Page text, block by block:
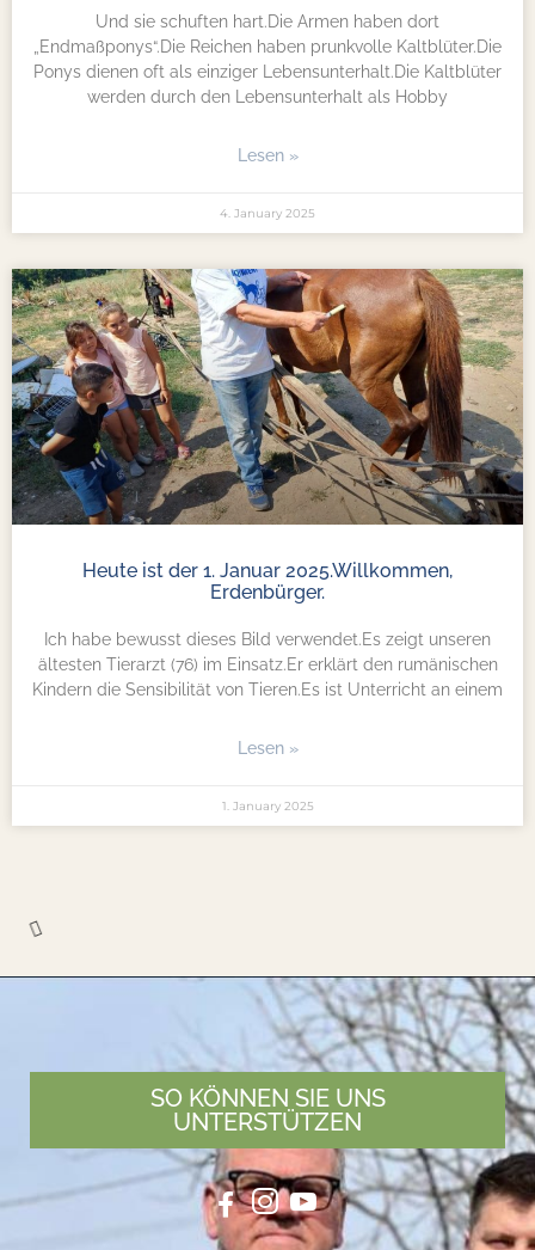
Und sie schuften hart.Die Armen haben dort
„Endmaßponys“.Die Reichen haben prunkvolle Kaltblüter.Die
Ponys dienen oft als einziger Lebensunterhalt.Die Kaltblüter
werden durch den Lebensunterhalt als Hobby
Lesen »
4. January 2025
Heute ist der 1. Januar 2025.Willkommen,
Erdenbürger.
Ich habe bewusst dieses Bild verwendet.Es zeigt unseren
ältesten Tierarzt (76) im Einsatz.Er erklärt den rumänischen
Kindern die Sensibilität von Tieren.Es ist Unterricht an einem
Lesen »
1. January 2025